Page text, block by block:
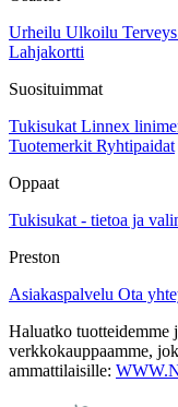
Urheilu Ulkoilu
Lahjakortti
Suosituimmat
Tukisukat Linnex
Tuotemerkit Ryhtipaidat
Oppaat
Tukisukat - tietoa ja
Preston
Asiakaspalvelu Ota
Haluatko tuotteidemme
verkkokauppaamme,
ammattilaisille: